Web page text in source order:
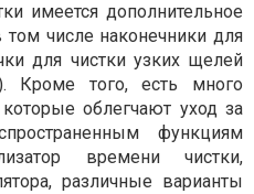
имеется дополнительное
числе наконечники для
для чистки узких щелей
Кроме того, есть много
облегчают уход за
функциям
времени чистки,
различные варианты